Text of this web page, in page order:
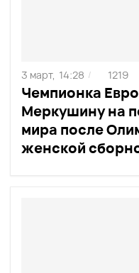
Чемпионка
Меркушину на
мира после
женской
3 март, 14:28 / 1219